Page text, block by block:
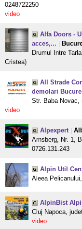
0248722250
video
Alfa Doors -
acces,...
Drumul Intre
Cristea)
All Strade
demolari
Str. Baba Novac,
video
Alpexpert
Arnsberg, Nr. 1,
0726.131.243
Alpin Util
Aleea
AlpinBist
Cluj Napoca,
video